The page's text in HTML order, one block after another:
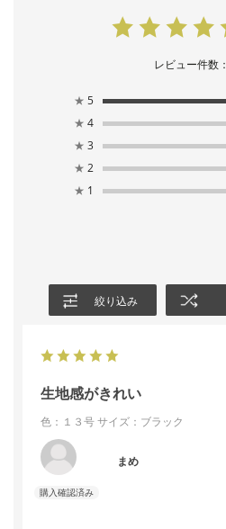
レビュー件数：
★ 5
★ 4
★ 3
★ 2
★ 1
絞り込み
生地感がきれい
色：１３号 サイズ：ブラック
まめ